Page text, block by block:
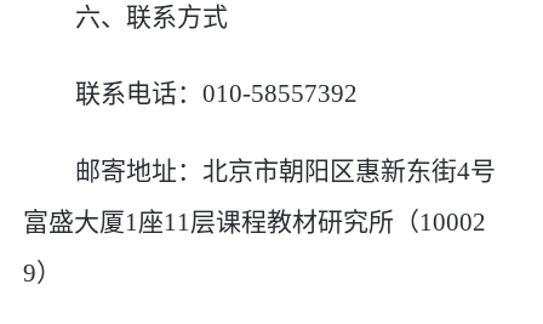
六、联系方式
联系电话：010-58557392
邮寄地址：北京市朝阳区惠新东街4号
富盛大厦1 座11 层课程教材研究所（10002
9）